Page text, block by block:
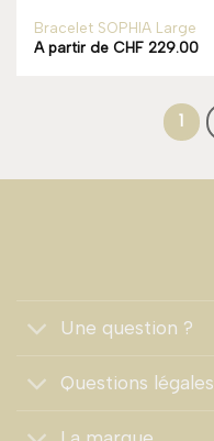
Bracelet SOPHIA Large
A partir deCHF 229.00
1
Une question ?
Questions légales